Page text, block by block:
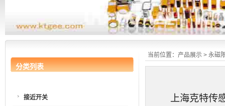
当前位置： 产品展示 > 永磁
上海克特传
分类列表
接近开关